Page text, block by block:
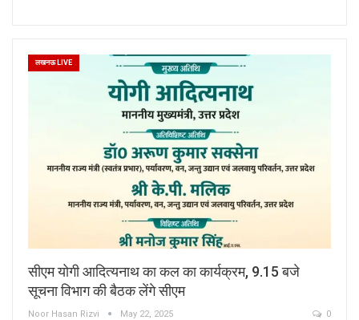
लखनऊ LIVE
सीएम योगी आदित्यनाथ का कल का कार्यक्रम, 9.15 बजे
सूचना विभाग की बैठक लेंगे सीएम
Noor Hasan Rizvi May 22, 2025 0